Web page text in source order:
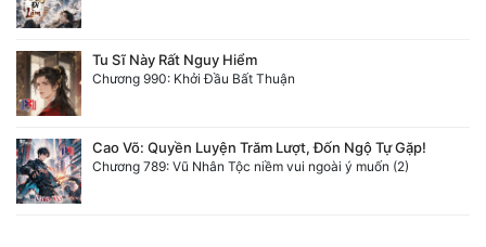
Tu Sĩ Này Rất Nguy Hiểm
Chương 990: Khởi Đầu Bất Thuận
Cao Võ: Quyền Luyện Trăm Lượt, Đốn Ngộ Tự Gặp!
Chương 789: Vũ Nhân Tộc niềm vui ngoài ý muốn (2)